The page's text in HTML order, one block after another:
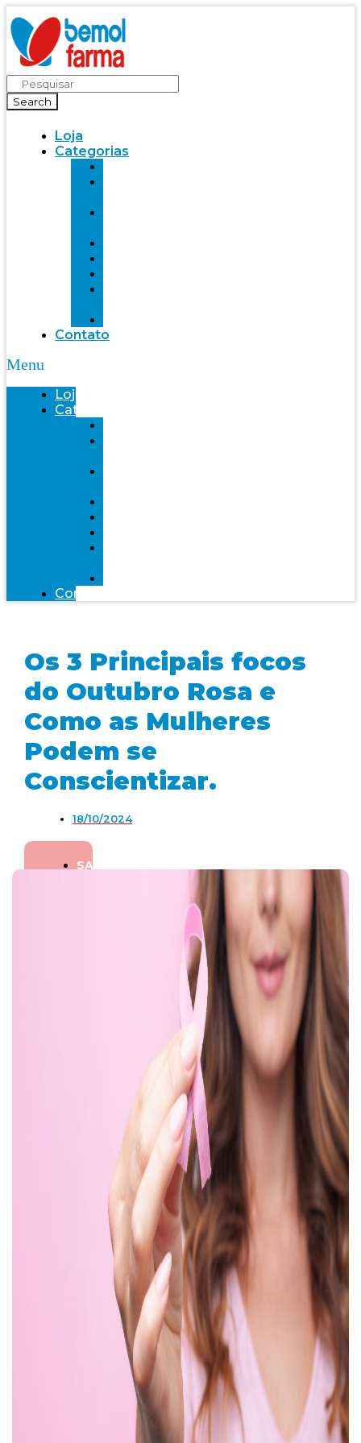
Search
Loja
Categorias
Contato
Menu
Loja
Categorias
Contato
Os 3 Principais focos
do Outubro Rosa e
Como as Mulheres
Podem se
Conscientizar.
18/10/2024
SAÚDE